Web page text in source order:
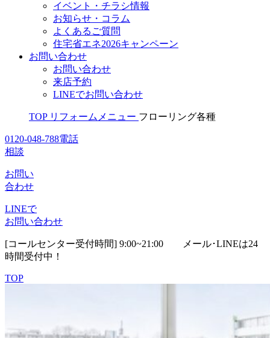
イベント・チラシ情報
お知らせ・コラム
よくあるご質問
住宅省エネ2026キャンペーン
お問い合わせ
お問い合わせ
来店予約
LINEでお問い合わせ
TOP リフォームメニュー フローリング各種
0120-048-788電話
相談
お問い
合わせ
LINEで
お問い合わせ
[コールセンター受付時間] 9:00~21:00 メール･LINEは24
時間受付中！
TOP